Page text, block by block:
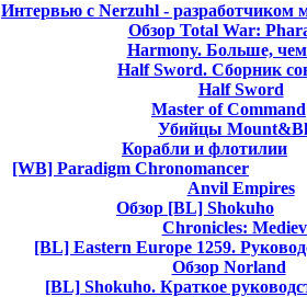
Интервью с Nerzuhl - разработчиком
Обзор Total War:
Harmony. Больше,
Half Sword. Сборник
Half Sword
Master of Command
Убийцы
Корабли и флотилии
[WB] Paradigm Chronomancer
Anvil Empires
Обзор [BL] Shokuho
Chronicles:
[BL] Eastern Europe 1259.
Обзор Norland
[BL] Shokuho. Краткое